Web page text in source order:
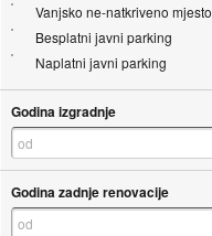
Vanjsko ne-natkriveno mjesto
Besplatni javni parking
Naplatni javni parking
Godina izgradnje
Godina zadnje renovacije